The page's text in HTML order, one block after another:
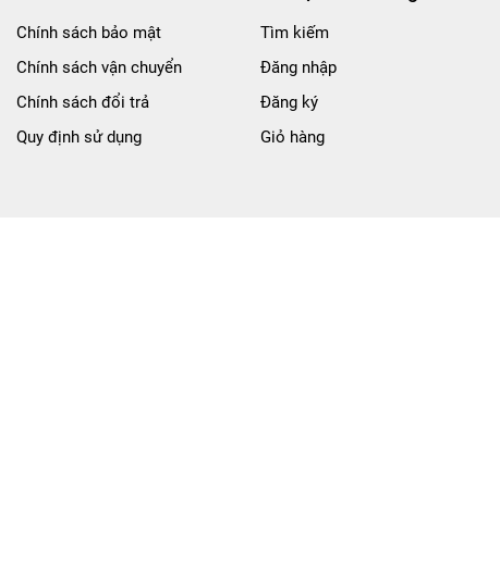
Chính sách bảo mật
Chính sách vận chuyển
Chính sách đổi trả
Quy định sử dụng
Tìm kiếm
Đăng nhập
Đăng ký
Giỏ hàng